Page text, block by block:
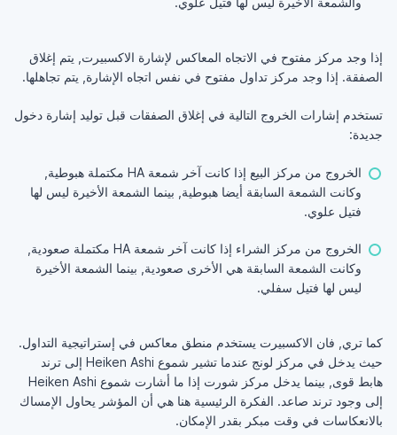
إذا وجد مركز مفتوح في الاتجاه المعاكس لإشارة الاكسبيرت, يتم إغلاق
الصفقة. إذا وجد مركز تداول مفتوح في نفس اتجاه الإشارة, يتم تجاهلها.
تستخدم إشارات الخروج التالية في إغلاق الصفقات قبل توليد إشارة دخول
جديدة:
الخروج من مركز البيع إذا كانت آخر شمعة HA مكتملة هبوطية,
وكانت الشمعة السابقة أيضا هبوطية, بينما الشمعة الأخيرة ليس لها
فتيل علوي.
الخروج من مركز الشراء إذا كانت آخر شمعة HA مكتملة صعودية,
وكانت الشمعة السابقة هي الأخرى صعودية, بينما الشمعة الأخيرة
ليس لها فتيل سفلي.
كما تري, فان الاكسبيرت يستخدم منطق معاكس في إستراتيجية التداول.
حيث يدخل في مركز لونج عندما تشير شموع Heiken Ashi إلى ترند
هابط قوى, بينما يدخل مركز شورت إذا ما أشارت شموع Heiken Ashi
إلى وجود ترند صاعد. الفكرة الرئيسية هنا هي أن المؤشر يحاول الإمساك
بالانعكاسات في وقت مبكر بقدر الإمكان.